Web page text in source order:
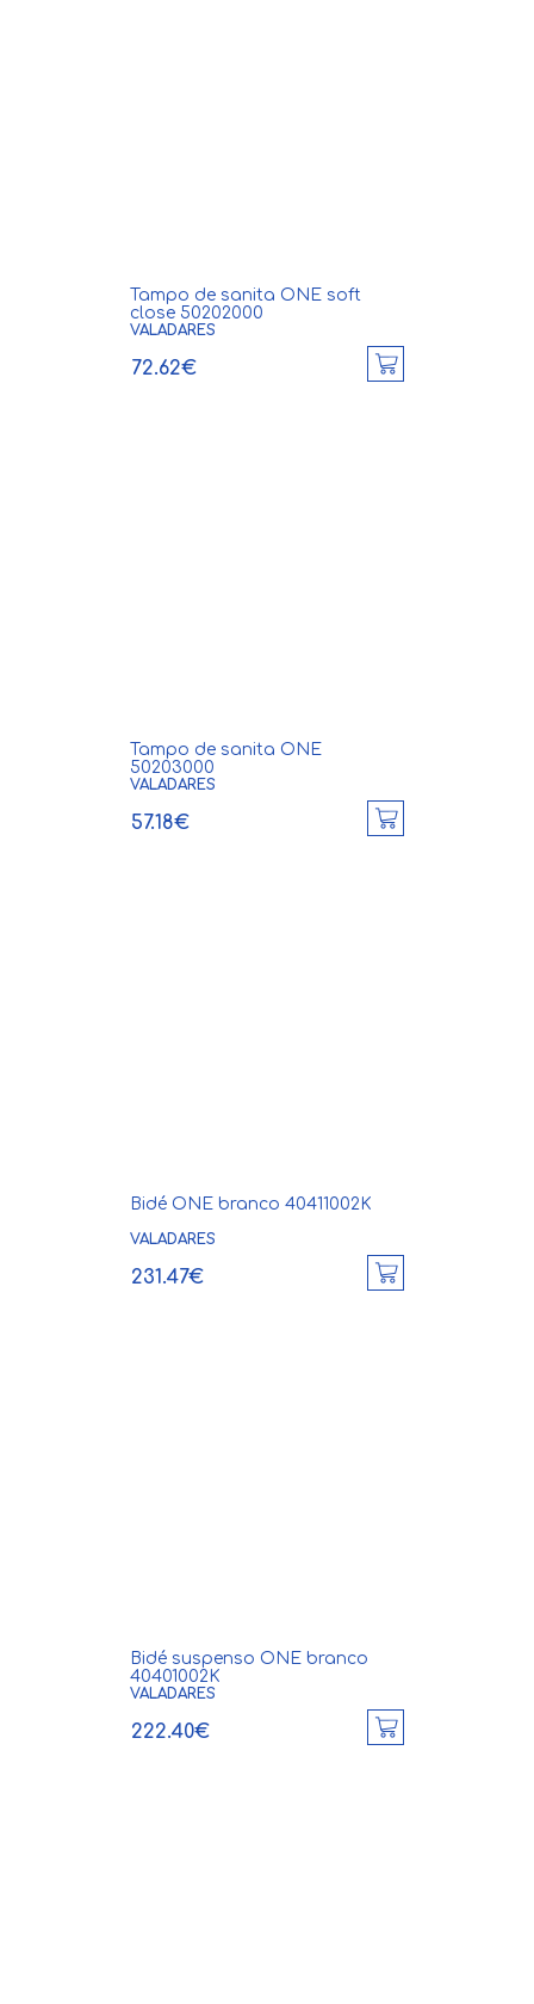
Tampo de sanita ONE soft
close 50202000
VALADARES
72.62€
Tampo de sanita ONE
50203000
VALADARES
57.18€
Bidé ONE branco 40411002K
VALADARES
231.47€
Bidé suspenso ONE branco
40401002K
VALADARES
222.40€